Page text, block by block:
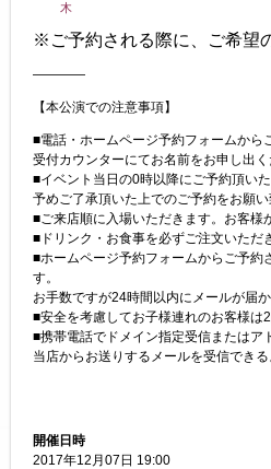
木
※ご予約される際に、ご希望
————
【本公演での注意事項】
■電話・ホームページ予約フォームから
受付カウンターにてお名前をお申し出
■イベント当日の0時以降にご予約頂い
予めご了承頂いた上でのご予約をお願い
■ご来店順に入場いただきます。お客様
■ドリンク・お食事を必ずご注文いただ
■ホームページ予約フォームからご予約
す。
お手数ですが24時間以内にメールが届
■安全を考慮してお子様連れのお客様
■携帯電話でドメイン指定受信またはア
当店からお送りするメールを受信でき
開催日時
2017年12月07日 19:00